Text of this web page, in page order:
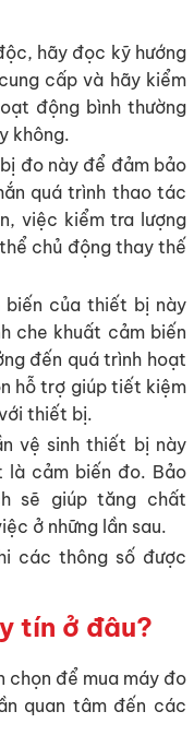
hãy đọc kỹ hướng
cấp và hãy kiểm
động bình thường
không.
đo này để đảm bảo
quá trình thao tác
việc kiểm tra lượng
chủ động thay thế
của thiết bị này
che khuất cảm biến
đến quá trình hoạt
hỗ trợ giúp tiết kiệm
thiết bị.
vệ sinh thiết bị này
là cảm biến đo. Bảo
sẽ giúp tăng chất
ở những lần sau.
các thông số được
tín ở đâu?
chọn để mua máy đo
quan tâm đến các